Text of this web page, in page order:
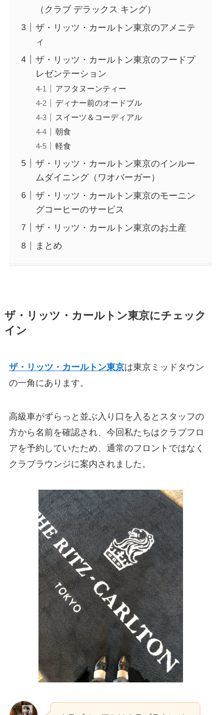
（クラブ デラックス キング）
ザ・リッツ・カールトン東京のアメニテ
ィ
ザ・リッツ・カールトン東京のフードプ
レゼンテーション
アフタヌーンティー
ディナー前のオードブル
スイーツ＆コーディアル
朝食
軽食
ザ・リッツ・カールトン東京のインルー
ムダイニング（ワオバーガー）
ザ・リッツ・カールトン東京のモーニン
グコーヒーのサービス
ザ・リッツ・カールトン東京のお土産
まとめ
ザ・リッツ・カールトン東京にチェック
イン
ザ・リッツ・カールトン東京は東京ミッドタウン
の一角にあります。
高級車がずらっと並ぶ入り口を入るとスタッフの
方から名前を確認され、今回私たちはクラブフロ
アを予約していたため、通常のフロントではなく
クラブラウンジに案内されました。